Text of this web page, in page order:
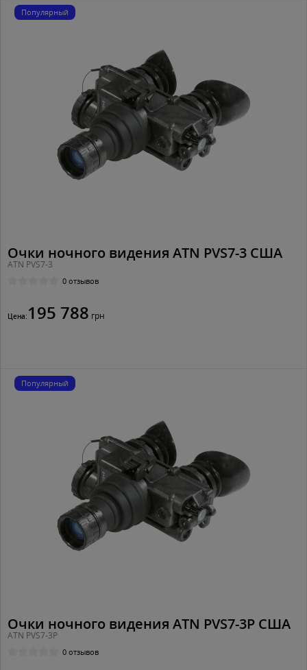
Популярный
Очки ночного видения ATN PVS7-3 США
ATN PVS7-3
0 отзывов
Цена: 195 788 грн
Популярный
Очки ночного видения ATN PVS7-3P США
ATN PVS7-3P
0 отзывов